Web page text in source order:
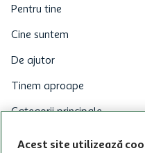
Pentru tine
Cine suntem
De ajutor
Tinem aproape
Categorii principale
Intra acum
Acest site utilizează